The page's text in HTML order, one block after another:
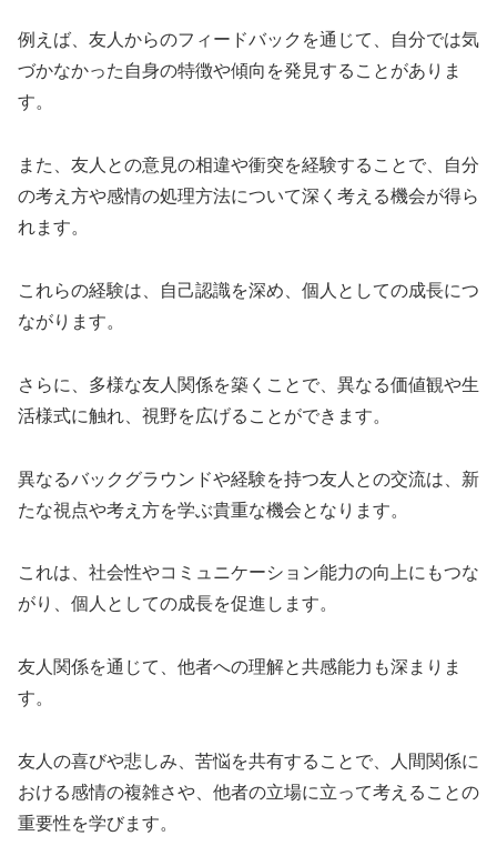
例えば、友人からのフィードバックを通じて、自分では気
づかなかった自身の特徴や傾向を発見することがありま
す。
また、友人との意見の相違や衝突を経験することで、自分
の考え方や感情の処理方法について深く考える機会が得ら
れます。
これらの経験は、自己認識を深め、個人としての成長につ
ながります。
さらに、多様な友人関係を築くことで、異なる価値観や生
活様式に触れ、視野を広げることができます。
異なるバックグラウンドや経験を持つ友人との交流は、新
たな視点や考え方を学ぶ貴重な機会となります。
これは、社会性やコミュニケーション能力の向上にもつな
がり、個人としての成長を促進します。
友人関係を通じて、他者への理解と共感能力も深まりま
す。
友人の喜びや悲しみ、苦悩を共有することで、人間関係に
おける感情の複雑さや、他者の立場に立って考えることの
重要性を学びます。